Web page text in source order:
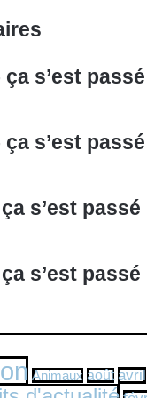
s’est
s’est
s’est
s’est
Animaux août avril